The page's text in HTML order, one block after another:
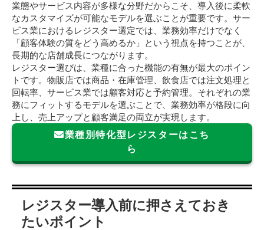
業態やサービス内容が多様な分野だからこそ、導入後に柔軟
なカスタマイズが可能なモデルを選ぶことが重要です。サー
ビス業におけるレジスター選定では、業務効率だけでなく
「顧客体験の質をどう高めるか」という視点を持つことが、
長期的な店舗成長につながります。
レジスター選びは、業種に合った機能の有無が最大のポイン
トです。物販店では商品・在庫管理、飲食店では注文処理と
回転率、サービス業では顧客対応と予約管理。それぞれの業
務にフィットするモデルを選ぶことで、業務効率が格段に向
上し、売上アップと顧客満足の両立が実現します。
業種別特化型レジスターはこち
ら
レジスター導入前に押さえておき
たいポイント